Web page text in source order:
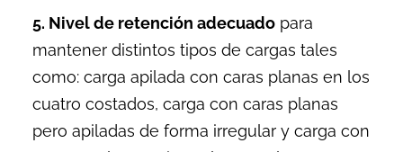
5. Nivel de retención adecuadopara
mantener distintos tipos de cargas tales
como: carga apilada con caras planas en los
cuatro costados, carga con caras planas
pero apiladas de forma irregular y carga con